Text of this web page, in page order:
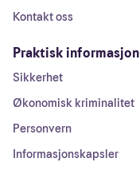
Kontakt oss
Praktisk informasjon
Sikkerhet
Økonomisk kriminalitet
Personvern
Informasjonskapsler